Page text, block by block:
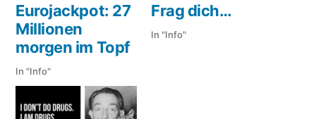
Eurojackpot: 27
Millionen
morgen im Topf
In "Info"
Frag dich…
In "Info"